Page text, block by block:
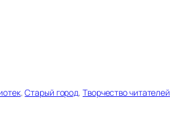
, Старый город, Творчество читателей